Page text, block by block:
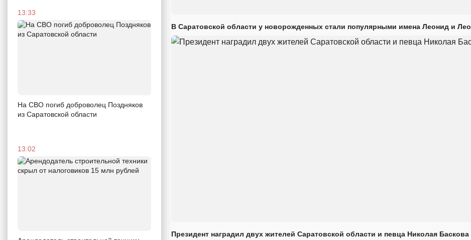
13:33
На СВО погиб доброволец Поздняков
из Саратовской области
13:02
В Саратовской области у новорожденных стали популярными имена Леонид и Лео
Президент наградил двух жителей Саратовской области и певца Николая Баскова